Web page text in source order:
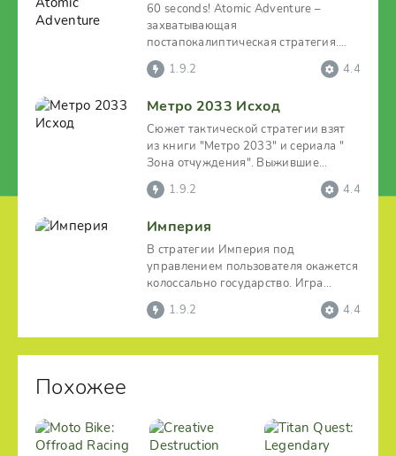
60 seconds! Atomic Adventure –
захватывающая
постапокалиптическая стратегия.
Игроку предстоит взять на себя роль
Теда,1.9.2 4.4
Метро 2033 Исход
Сюжет тактической стратегии взят
из книги "Метро 2033" и сериала "
Зона отчуждения". Выжившие
спрятались в лабиринтах
1.9.2 4.4
Империя
В стратегии Империя под
управлением пользователя окажется
колоссально государство. Игра
отличается наличием нескольких
1.9.2 4.4
Похожее